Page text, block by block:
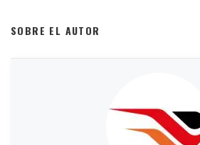
SOBRE EL AUTOR